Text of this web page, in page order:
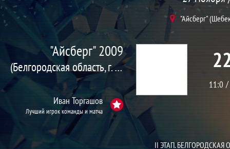
"Айсберг"
"Айсберг" 2009
(Белгородская область, г. Шебекино)
Иван Торгашов
Лучший игрок команды и матча
11:0
II ЭТАП. БЕЛГОРОДСКАЯ